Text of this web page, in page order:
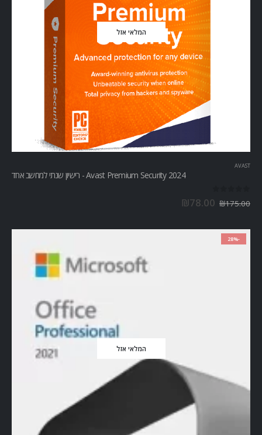
המלאי אזל
AVAST
Avast Premium Security 2024 - רישיון שנתי למחשב אחד
₪175.00
₪78.00
-28%
המלאי אזל